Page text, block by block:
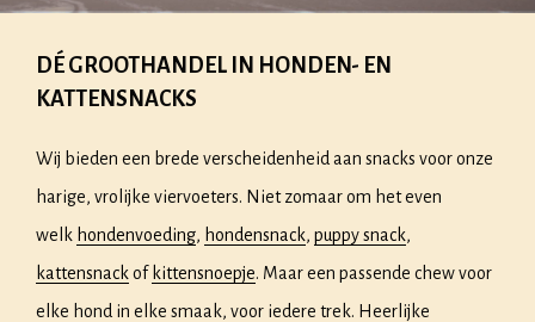
DÉ GROOTHANDEL IN HONDEN- EN
KATTENSNACKS
Wij bieden een brede verscheidenheid aan snacks voor onze
harige, vrolijke viervoeters. Niet zomaar om het even
welk hondenvoeding, hondensnack, puppy snack,
kattensnackof kittensnoepje. Maar een passende chew voor
elke hond in elke smaak, voor iedere trek. Heerlijke